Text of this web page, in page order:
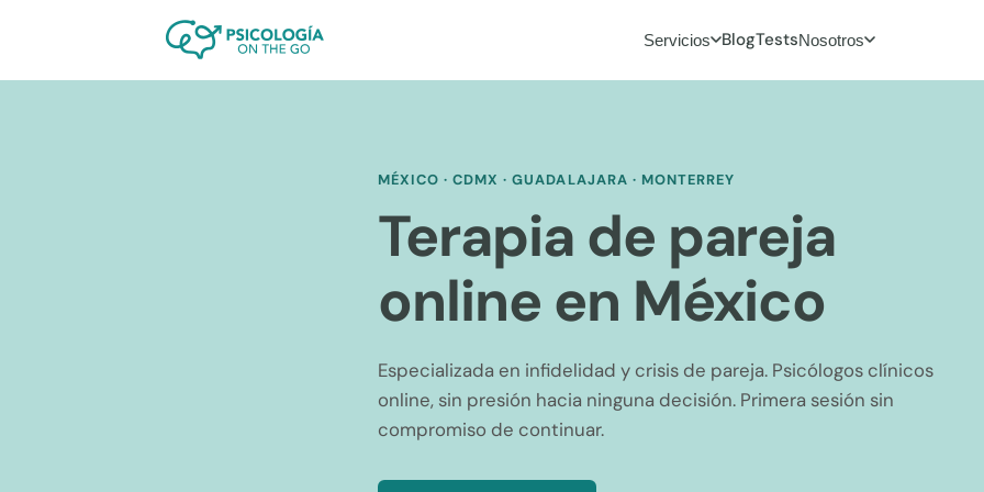
Servicios BlogTestsNosotros
MÉXICO · CDMX · GUADALAJARA · MONTERREY
Terapia de pareja
online en México
Especializada en infidelidad y crisis de pareja. Psicólogos clínicos
online, sin presión hacia ninguna decisión. Primera sesión sin
compromiso de continuar.